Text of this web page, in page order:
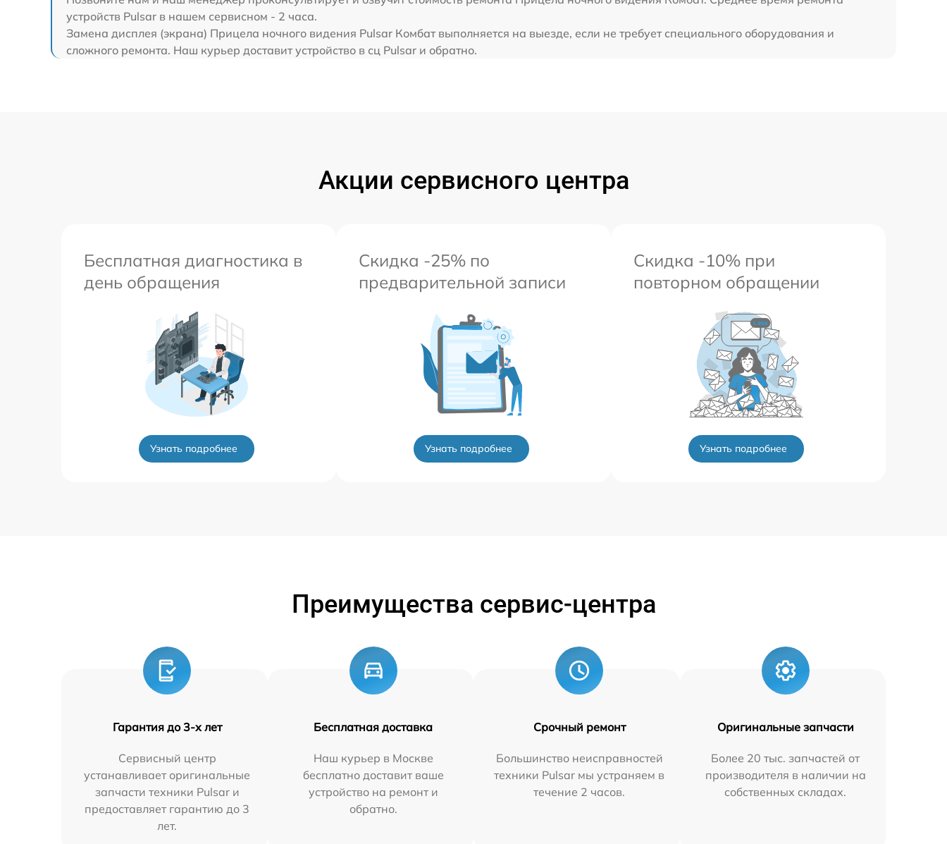
устройств Pulsar в нашем сервисном - 2 часа.
Замена дисплея (экрана) Прицела ночного видения Pulsar Комбат выполняется на выезде, если не требует специального оборудования и
сложного ремонта. Наш курьер доставит устройство в сц Pulsar и обратно.
Акции сервисного центра
Бесплатная диагностика в
день обращения
Узнать подробнее
Скидка -25% по
предварительной записи
Узнать подробнее
Скидка -10% при
повторном обращении
Узнать подробнее
Преимущества сервис-центра
Гарантия до 3-х лет
Сервисный центр
устанавливает оригинальные
запчасти техники Pulsar и
предоставляет гарантию до 3
лет.
Бесплатная доставка
Наш курьер в Москве
бесплатно доставит ваше
устройство на ремонт и
обратно.
Срочный ремонт
Большинство неисправностей
техники Pulsar мы устраняем в
течение 2 часов.
Оригинальные запчасти
Более 20 тыс. запчастей от
производителя в наличии на
собственных складах.